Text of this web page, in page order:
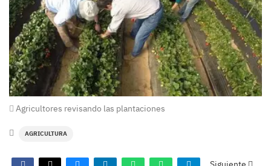
Agricultores revisando las plantaciones
AGRICULTURA